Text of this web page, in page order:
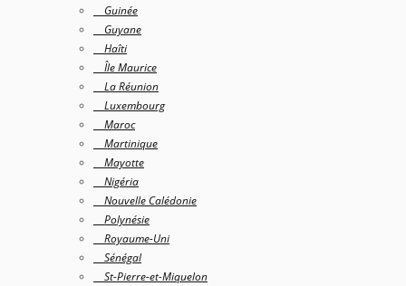
Guinée
Guyane
Haîti
Île Maurice
La Réunion
Luxembourg
Maroc
Martinique
Mayotte
Nigéria
Nouvelle Calédonie
Polynésie
Royaume-Uni
Sénégal
St-Pierre-et-Miquelon